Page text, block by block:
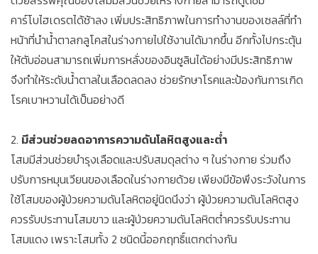
คาร์โบไฮเดรตได้ช้าลง เพิ่มประสิทธิภาพในการทำงานของเซลล์ที่ทำ
หน้าที่นำน้ำตาลกลูโคสในร่างกายไปใช้งานได้มากขึ้น อีกทั้งไปกระตุ้น
ให้ตับอ่อนสามารถเพิ่มการหลั่งของอินซูลินได้อย่างมีประสิทธิภาพ
จึงทำให้ระดับน้ำตาลในเลือดลดลง ช่วยรักษาโรคและป้องกันการเกิด
โรคเบาหวานได้เป็นอย่างดี
2. มีส่วนช่วยลดอาการความดันโลหิตสูงและต่ำ
โสมมีส่วนช่วยบำรุงเลือดและปรับสมดุลต่าง ๆ ในร่างกาย ร่วมถึง
ปรับการหมุนเวียนของเลือดในร่างกายด้วย เพียงมีข้อพึงระวังในการ
ใช้โสมของผู้ป่วยความดันโลหิตอยู่นิดนึงว่า ผู้ป่วยความดันโลหิตสูง
ควรรับประทานโสมขาว และผู้ป่วยความดันโลหิตต่ำควรรับประทาน
โสมแดง เพราะโสมทั้ง 2 ชนิดนี้ออกฤทธิ์แตกต่างกัน